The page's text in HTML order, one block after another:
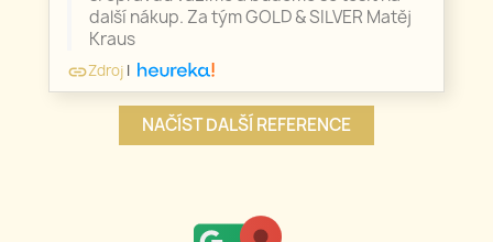
další nákup. Za tým GOLD & SILVER Matěj
Kraus
linkZdroj |
NAČÍST DALŠÍ REFERENCE